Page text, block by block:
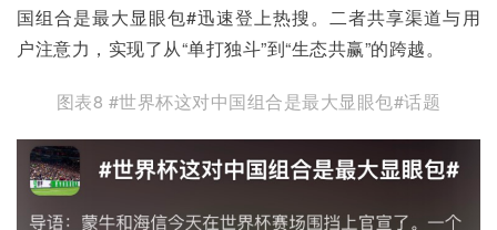
国组合是最大显眼包#迅速登上热搜。二者共享渠道与用
户注意力，实现了从“单打独斗”到“生态共赢”的跨越。
图表8 #世界杯这对中国组合是最大显眼包#话题